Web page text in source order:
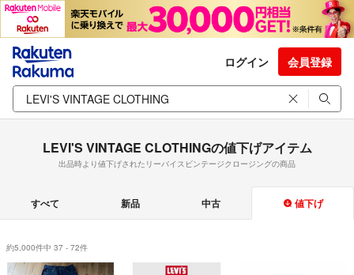
ログイン 会員登録
LEVI'S VINTAGE CLOTHINGの値下げアイテム
出品時より値下げされたリーバイスビンテージクロージングの商品
すべて 新品 中古 値下げ
約5,000件中 37 - 72件